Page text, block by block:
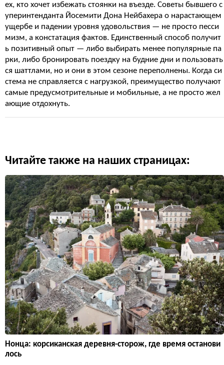
ех, кто хочет избежать стоянки на въезде. Советы бывшего с
уперинтенданта Йосемити Дона Нейбахера о нарастающем
ущербе и падении уровня удовольствия — не просто песси
мизм, а констатация фактов. Единственный способ получит
ь позитивный опыт — либо выбирать менее популярные па
рки, либо бронировать поездку на будние дни и пользовать
ся шаттлами, но и они в этом сезоне переполнены. Когда си
стема не справляется с нагрузкой, преимущество получают
самые предусмотрительные и мобильные, а не просто жел
ающие отдохнуть.
Читайте также на наших страницах:
Нонца: корсиканская деревня-сторож, где время останови
лось